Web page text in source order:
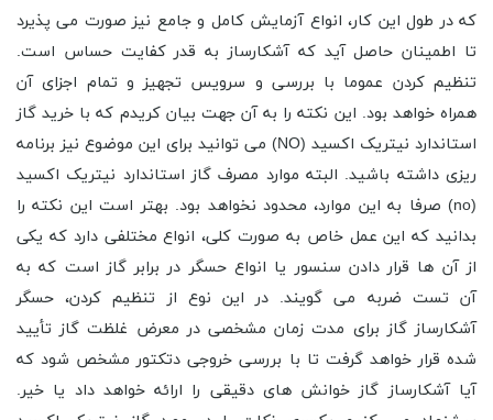
که در طول این کار، انواع آزمایش کامل و جامع نیز صورت می پذیرد
تا اطمینان حاصل آید که آشکارساز به قدر کفایت حساس است.
تنظیم کردن عموما با بررسی و سرویس تجهیز و تمام اجزای آن
همراه خواهد بود. این نکته را به آن جهت بیان کریدم که با خرید گاز
استاندارد نیتریک اکسید (NO) می توانید برای این موضوع نیز برنامه
ریزی داشته باشید. البته موارد مصرف گاز استاندارد نیتریک اکسید
(no) صرفا به این موارد، محدود نخواهد بود. بهتر است این نکته را
بدانید که این عمل خاص به صورت کلی، انواع مختلفی دارد که یکی
از آن ها قرار دادن سنسور یا انواع حسگر در برابر گاز است که به
آن تست ضربه می گویند. در این نوع از تنظیم کردن، حسگر
آشکارساز گاز برای مدت زمان مشخصی در معرض غلظت گاز تأیید
شده قرار خواهد گرفت تا با بررسی خروجی دتکتور مشخص شود که
آیا آشکارساز گاز خوانش ‌های دقیقی را ارائه خواهد داد یا خیر.